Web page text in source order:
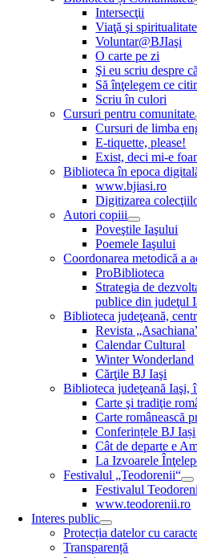
Intersecţii
Viaţă şi spiritualitate
Voluntar@BJIaşi
O carte pe zi
Şi eu scriu despre
Să înţelegem ce
Scriu în culori
Cursuri pentru comunitate
Cursuri de limba
E-tiquette, please!
Exist, deci mi-e
Biblioteca în epoca
www.bjiasi.ro
Digitizarea
Autori copiii
Poveştile Iaşului
Poemele Iaşului
Coordonarea metodică a
ProBiblioteca
Strategia de
publice din judeţul
Biblioteca judeţeană,
Revista
Calendar Cultural
Winter Wonderland
Cărţile BJ Iaşi
Biblioteca judeţeană Iaşi,
Carte şi tradiţie
Carte românească
Conferințele BJ Iași
Cât de departe e
La Izvoarele
Festivalul „Teodorenii“
Festivalul
www.teodorenii.ro
Interes public
Protecția datelor cu
Transparență